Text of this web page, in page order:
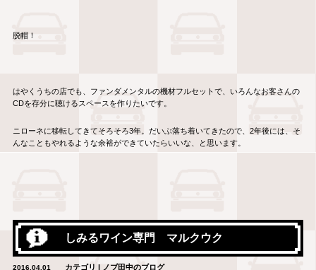
脱帽！
はやくうちの店でも、ファンダメンタルの機材フルセットで、いろんなお客さんの
CDを存分に聴けるスペースを作りたいです。
ニローネに移転してきてそろそろ3年。だいぶ落ち着いてきたので、2年後には、そ
んなこともやれるような余裕ができていたらいいな、と思います。
しみるワイン専門 マルクウク
2016.04.01 カテゴリ | ノブ田中のブログ